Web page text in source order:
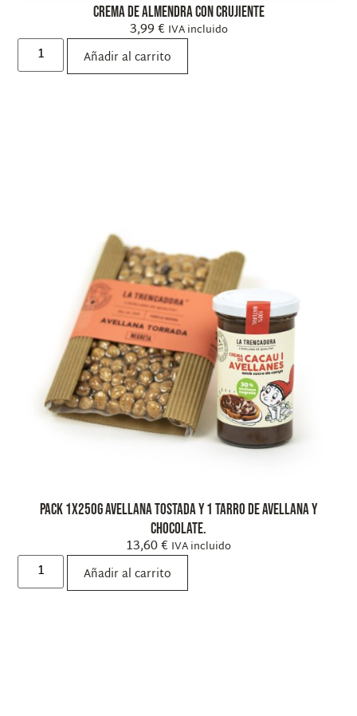
Crema de almendra con crujiente
3,99€ IVA incluido
Añadir al carrito
Pack 1x250g Avellana Tostada y 1 Tarro de Avellana y
Chocolate.
13,60€ IVA incluido
Añadir al carrito